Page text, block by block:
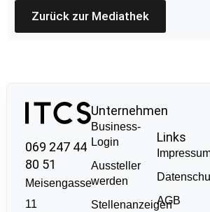
Zurück zur Mediathek
069 247 44
80 51
Meisengasse
11
Unternehmen
Business-
Login
Aussteller
werden
Stellenanzeigen
Links
AGB